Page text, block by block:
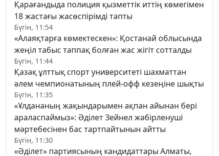
Қарағандыда полиция қызметтік иттің көмегімен
18 жастағы жасөспірімді тапты
Бүгін, 11:54
«Алаяқтарға көмектескен»: Қостанай облысында
жеңіл табыс таппақ болған жас жігіт сотталды
Бүгін, 11:44
Қазақ ұлттық спорт университеті шахматтан
әлем чемпионатының плей-офф кезеңіне шықты
Бүгін, 11:35
«Ұлдананың жақындарымен ақпан айынан бері
араласпаймыз»: Әділет Зейнел жәбірленуші
мәртебесінен бас тартпайтынын айтты
Бүгін, 11:30
«Әділет» партиясының кандидаттары Алматы,